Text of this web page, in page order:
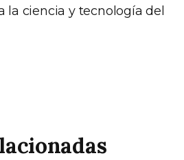
la ciencia y tecnología del